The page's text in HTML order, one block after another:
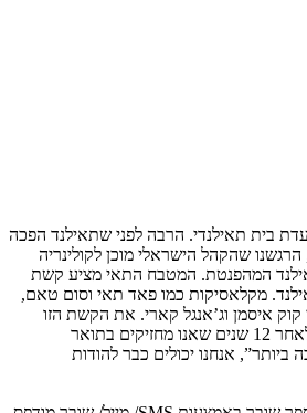
את מסעדת בית תאילנדי. הרבה לפני שתאילנד הפכה
שהקהל הישראלי מוכן לקולינריה
המהפנטת. המטבח התאי מציע קשת
מקלאסיקות כמו פאד תאי וסום טאם,
קוק איסמן וג’אנגל קארי. את הקשת הזו
רצינו להביא הביתה. כיום, לאחר 12 שנים שאנו מחזיקים בתואר
אנחנו יכולים כבר להודות